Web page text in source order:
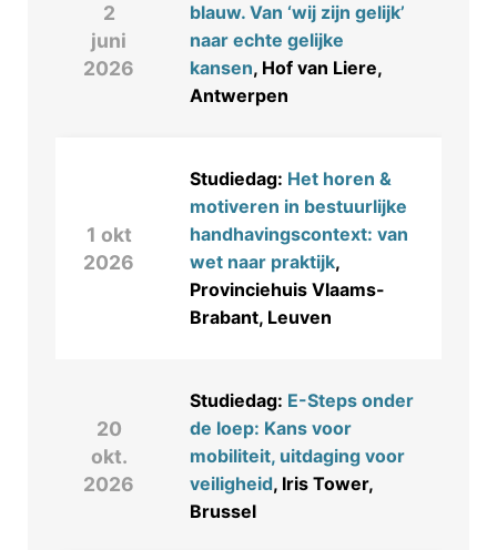
2
juni
2026
blauw. Van ‘wij zijn gelijk’
naar echte gelijke
kansen, Hof van Liere,
Antwerpen
1 okt
2026
Studiedag: Het horen &
motiveren in bestuurlijke
handhavingscontext: van
wet naar praktijk,
Provinciehuis Vlaams-
Brabant, Leuven
20
okt.
2026
Studiedag: E-Steps onder
de loep: Kans voor
mobiliteit, uitdaging voor
veiligheid, Iris Tower,
Brussel